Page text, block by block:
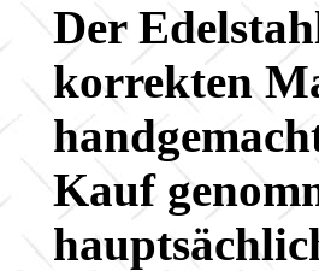
Der
korrekten
Kauf